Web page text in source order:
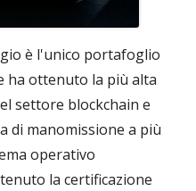
è l'unico portafoglio
ha ottenuto la più alta
settore blockchain e
di manomissione a più
operativo
la certificazione